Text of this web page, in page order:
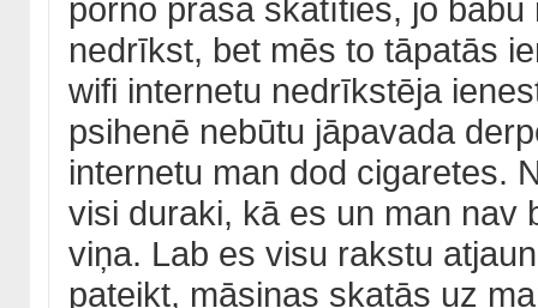
porno prasa skatīties, jo
nedrīkst, bet mēs to tāpatās
wifi internetu nedrīkstēja
psihenē nebūtu jāpavada
internetu man dod cigaretes.
visi duraki, kā es un man nav
viņa. Lab es visu rakstu
pateikt, māsiņas skatās uz